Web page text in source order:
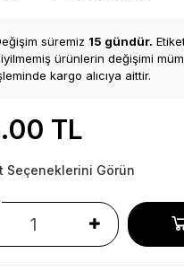
süremiz 15 gündür.
ürünlerin değişimi
kargo alıcıya aittir.
TL
Seçeneklerini Görün